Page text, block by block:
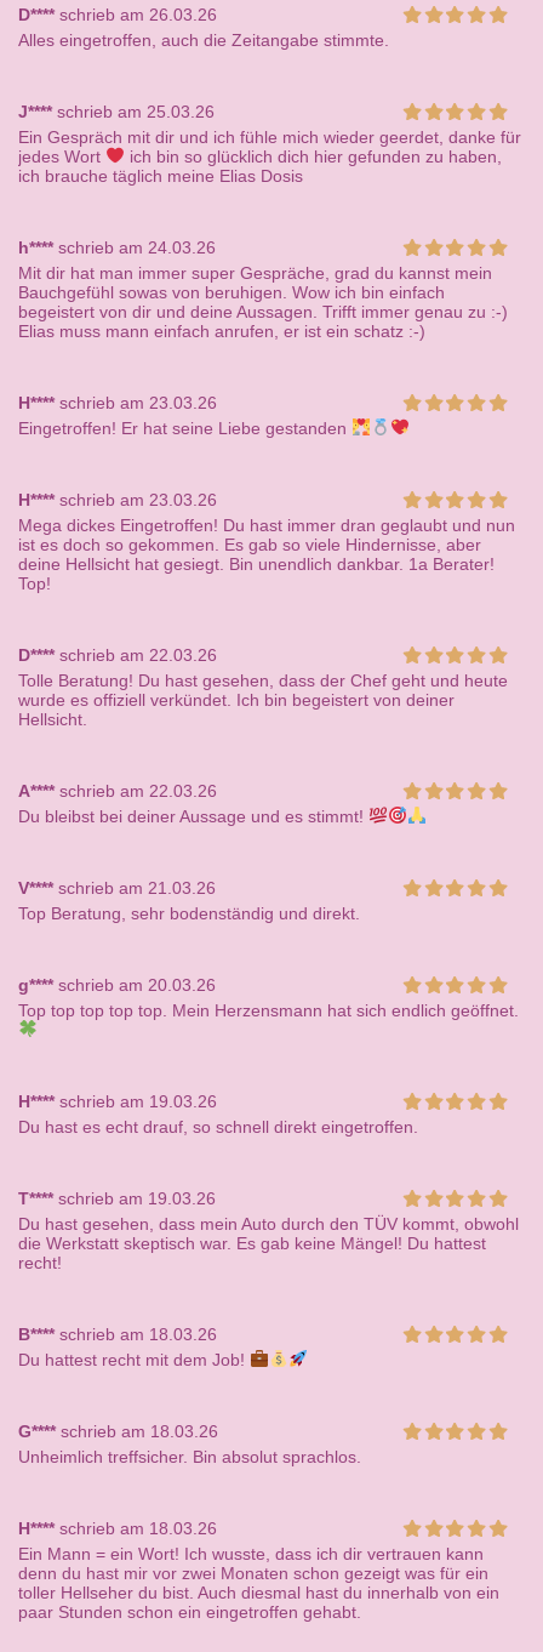
D****schrieb am 26.03.26
Alles eingetroffen, auch die Zeitangabe stimmte.
J****schrieb am 25.03.26
Ein Gespräch mit dir und ich fühle mich wieder geerdet, danke für
jedes Wort
ich bin so glücklich dich hier gefunden zu haben,
ich brauche täglich meine Elias Dosis
h****schrieb am 24.03.26
Mit dir hat man immer super Gespräche, grad du kannst mein
Bauchgefühl sowas von beruhigen. Wow ich bin einfach
begeistert von dir und deine Aussagen. Trifft immer genau zu :-)
Elias muss mann einfach anrufen, er ist ein schatz :-)
H****schrieb am 23.03.26
Eingetroffen! Er hat seine Liebe gestanden
H****schrieb am 23.03.26
Mega dickes Eingetroffen! Du hast immer dran geglaubt und nun
ist es doch so gekommen. Es gab so viele Hindernisse, aber
deine Hellsicht hat gesiegt. Bin unendlich dankbar. 1a Berater!
Top!
D****schrieb am 22.03.26
Tolle Beratung! Du hast gesehen, dass der Chef geht und heute
wurde es offiziell verkündet. Ich bin begeistert von deiner
Hellsicht.
A****schrieb am 22.03.26
Du bleibst bei deiner Aussage und es stimmt!
V****schrieb am 21.03.26
Top Beratung, sehr bodenständig und direkt.
g****schrieb am 20.03.26
Top top top top top. Mein Herzensmann hat sich endlich geöffnet.
H****schrieb am 19.03.26
Du hast es echt drauf, so schnell direkt eingetroffen.
T****schrieb am 19.03.26
Du hast gesehen, dass mein Auto durch den TÜV kommt, obwohl
die Werkstatt skeptisch war. Es gab keine Mängel! Du hattest
recht!
B****schrieb am 18.03.26
Du hattest recht mit dem Job!
G****schrieb am 18.03.26
Unheimlich treffsicher. Bin absolut sprachlos.
H****schrieb am 18.03.26
Ein Mann = ein Wort! Ich wusste, dass ich dir vertrauen kann
denn du hast mir vor zwei Monaten schon gezeigt was für ein
toller Hellseher du bist. Auch diesmal hast du innerhalb von ein
paar Stunden schon ein eingetroffen gehabt.